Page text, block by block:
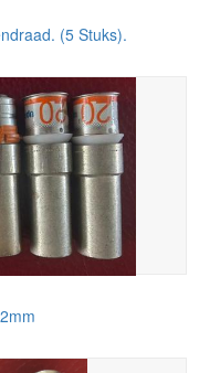
(5 Stuks).